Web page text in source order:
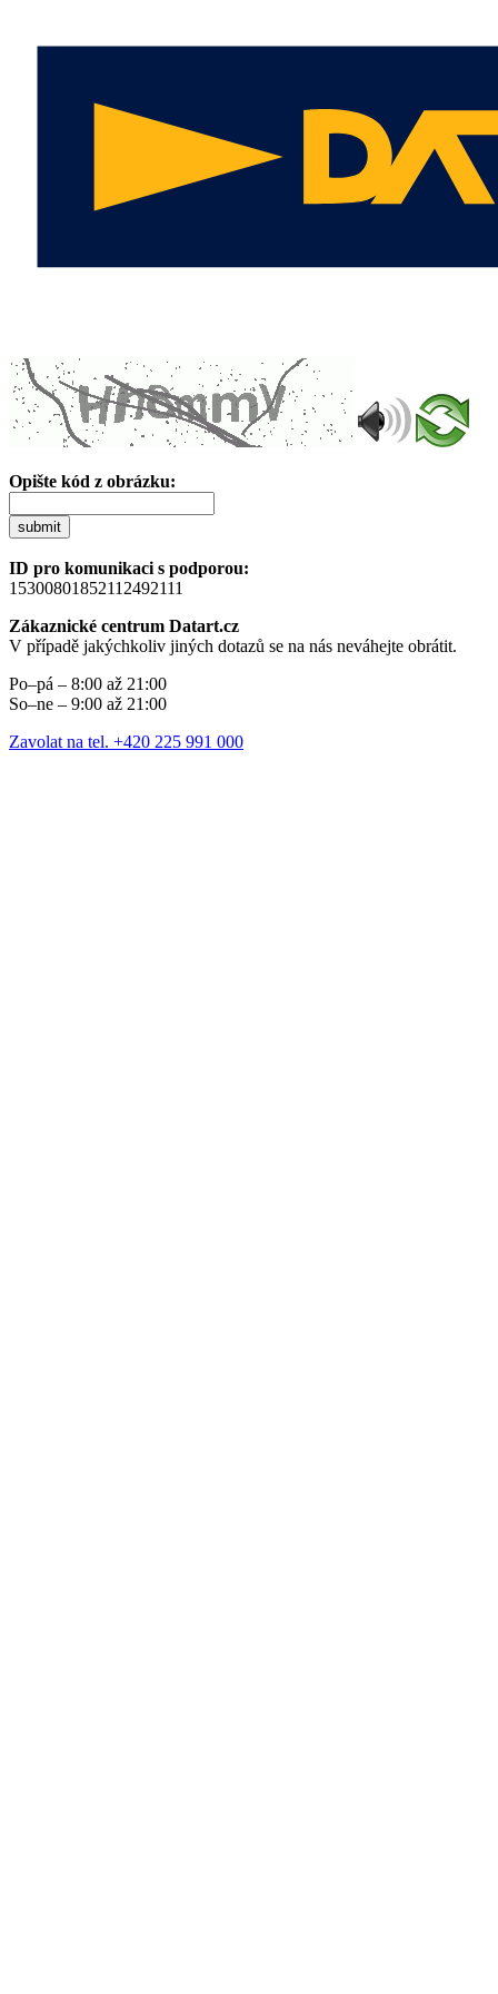
Opište kód z obrázku:
submit
ID pro komunikaci s podporou:
15300801852112492111
Zákaznické centrum Datart.cz
V případě jakýchkoliv jiných dotazů se na nás neváhejte obrátit.
Po–pá – 8:00 až 21:00
So–ne – 9:00 až 21:00
Zavolat na tel. +420 225 991 000